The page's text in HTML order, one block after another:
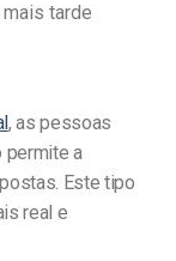
tarde
, as pessoas
permite a
Este tipo
real e